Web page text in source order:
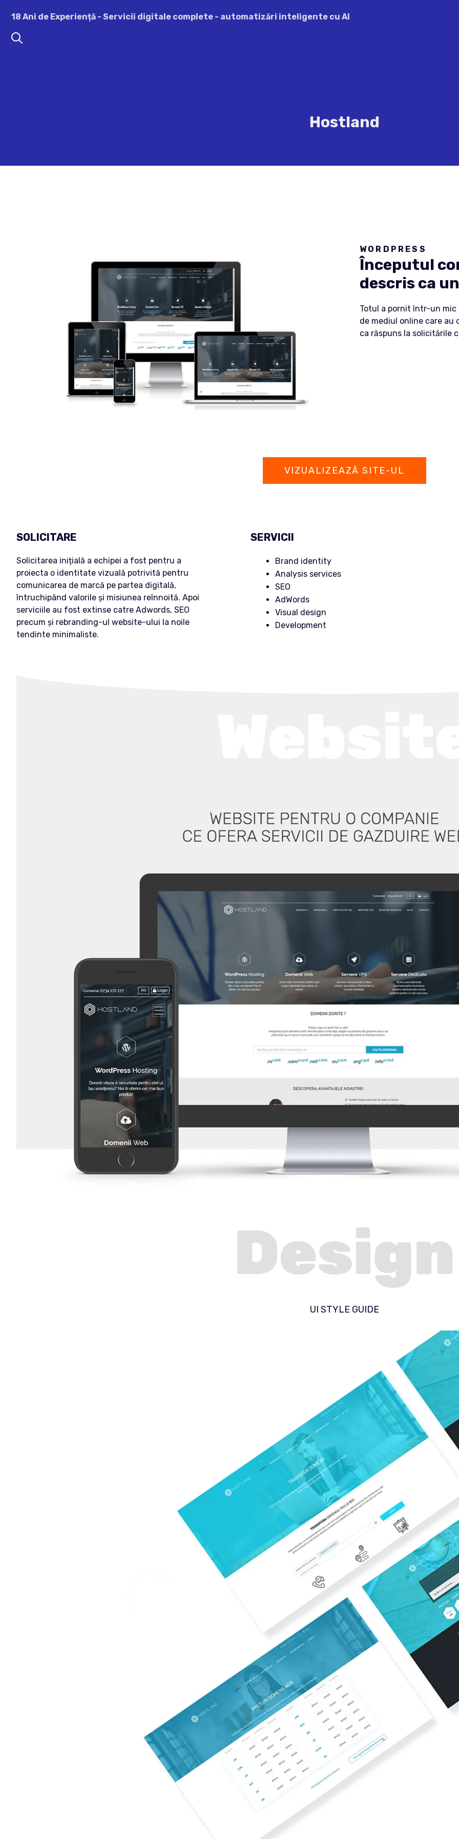
conținut
18 Ani de Experiență - Servicii digitale complete - automatizări inteligente cu AI
Hostland
WORDPRESS
Începutul
descris ca
Totul a pornit într-un mic
de mediul online care au
ca răspuns la solicitările
VIZUALIZEAZĂ SITE-UL
SOLICITARE
Solicitarea inițială a echipei a fost pentru a
proiecta o identitate vizuală potrivită pentru
comunicarea de marcă pe partea digitală,
întruchipând valorile și misiunea reînnoită. Apoi
serviciile au fost extinse catre Adwords, SEO
precum și rebranding-ul website-ului la noile
tendinte minimaliste.
SERVICII
Brand identity
Analysis services
SEO
AdWords
Visual design
Development
Design
UI STYLE GUIDE